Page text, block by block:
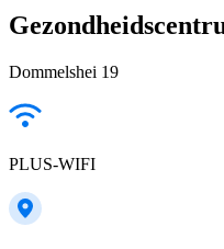
Dommelshei 19
PLUS-WIFI